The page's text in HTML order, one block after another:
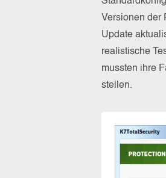
Versionen der
Update
realistische
mussten ihre
stellen.